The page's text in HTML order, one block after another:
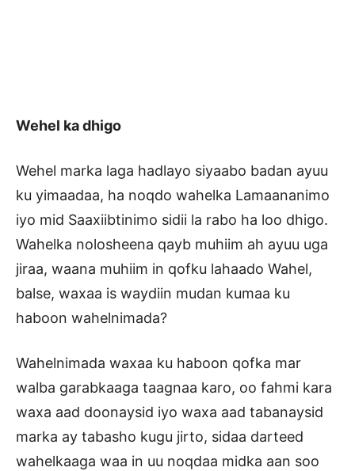
Wehel ka dhigo
Wehel marka laga hadlayo siyaabo badan ayuu
ku yimaadaa, ha noqdo wahelka Lamaananimo
iyo mid Saaxiibtinimo sidii la rabo ha loo dhigo.
Wahelka nolosheena qayb muhiim ah ayuu uga
jiraa, waana muhiim in qofku lahaado Wahel,
balse, waxaa is waydiin mudan kumaa ku
haboon wahelnimada?
Wahelnimada waxaa ku haboon qofka mar
walba garabkaaga taagnaa karo, oo fahmi kara
waxa aad doonaysid iyo waxa aad tabanaysid
marka ay tabasho kugu jirto, sidaa darteed
wahelkaaga waa in uu noqdaa midka aan soo